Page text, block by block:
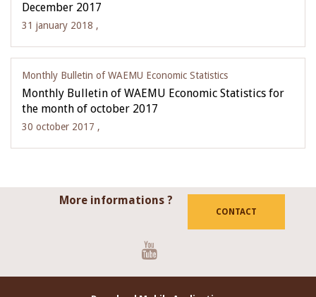
December 2017
31 january 2018 ,
Monthly Bulletin of WAEMU Economic Statistics
Monthly Bulletin of WAEMU Economic Statistics for
the month of october 2017
30 october 2017 ,
More informations ?
CONTACT